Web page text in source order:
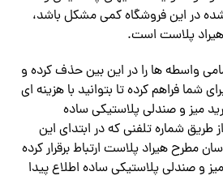
در این فروشگاه کمی مشکل باشد،
پلاست است.
واسطه ها را در این بین حذف کرده و
شما فراهم کرده تا بتوانید با هزینه ای
میز و صندلی پلاستیکی ساده
طریق شماره تلفنی که در ابتدای این
مطرح هیراد پلاست ارتباط برقرار کرده
صندلی پلاستیکی ساده اطلاع پیدا